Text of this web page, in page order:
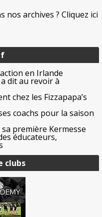
nos archives ? Cliquez ici
en Irlande
dit au revoir à
chez les Fizzapapa’s
coachs pour la saison
première Kermesse
éducateurs,
clubs